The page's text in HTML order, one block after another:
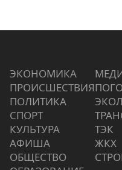
ЭКОНОМИКА
ПРОИCШЕСТВИЯ
ПОЛИТИКА
СПОРТ
КУЛЬТУРА
АФИША
ОБЩЕСТВО
ТЭК
ЖКХ